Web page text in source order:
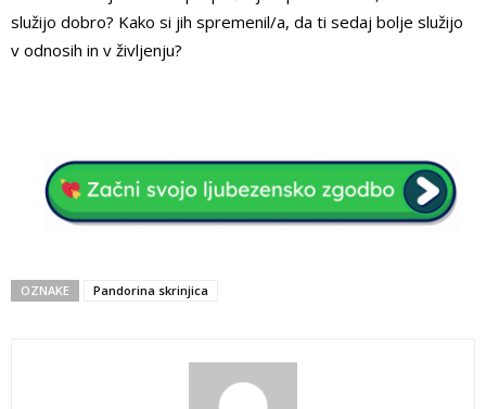
služijo dobro? Kako si jih spremenil/a, da ti sedaj bolje služijo
v odnosih in v življenju?
OZNAKE Pandorina skrinjica